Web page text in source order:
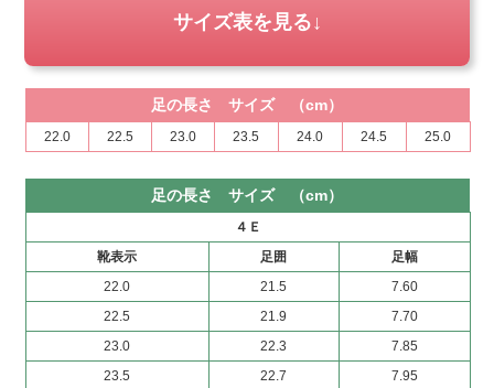
サイズ表を見る
足の長さ サイズ （cm）
22.0 22.5 23.0 23.5 24.0 24.5 25.0
足の長さ サイズ （cm）
４Ｅ
靴表示 足囲 足幅
22.0 21.5 7.60
22.5 21.9 7.70
23.0 22.3 7.85
23.5 22.7 7.95